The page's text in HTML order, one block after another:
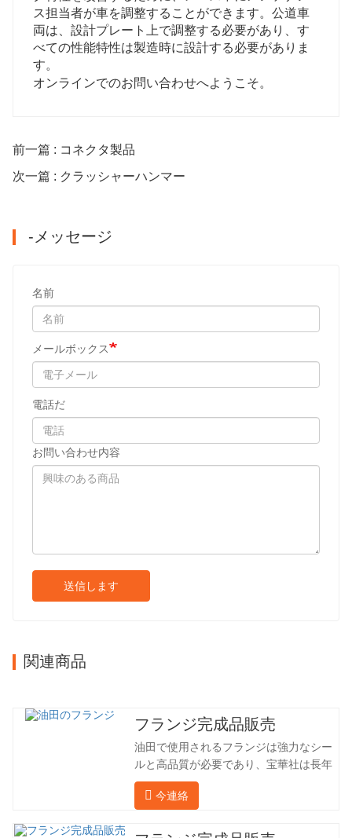
ス担当者が車を調整することができます。公道車
両は、設計プレート上で調整する必要があり、す
べての性能特性は製造時に設計する必要がありま
す。
オンラインでのお問い合わせへようこそ。
前一篇 : コネクタ製品
次一篇 : クラッシャーハンマー
-メッセージ
名前
メールボックス
電話だ
お問い合わせ内容
送信します
関連商品
フランジ完成品販売
油田で使用されるフランジは強力なシー
ルと高品質が必要であり、宝華社は長年
油田でフランジを加工し、間接的に外国
（ドイツ、ロシア）に輸出してきまし
社は海外の顧客と直接輸出入し、第三者
今連絡